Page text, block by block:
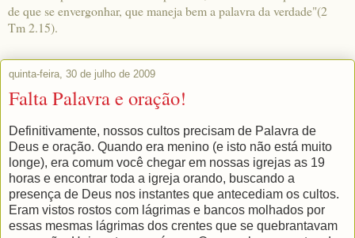
de que se envergonhar, que maneja bem a palavra da verdade"(2
Tm 2.15).
quinta-feira, 30 de julho de 2009
Falta Palavra e oração!
Definitivamente, nossos cultos precisam de Palavra de
Deus e oração. Quando era menino (e isto não está muito
longe), era comum você chegar em nossas igrejas as 19
horas e encontrar toda a igreja orando, buscando a
presença de Deus nos instantes que antecediam os cultos.
Eram vistos rostos com lágrimas e bancos molhados por
essas mesmas lágrimas dos crentes que se quebrantavam